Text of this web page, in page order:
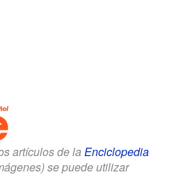
artículos de la Enciclopedia
se puede utilizar